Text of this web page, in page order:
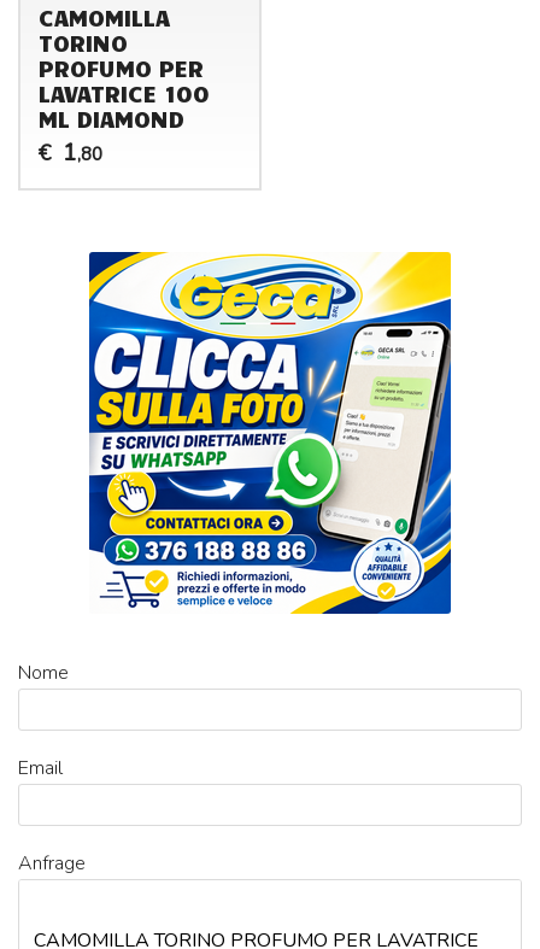
CAMOMILLA
TORINO
PROFUMO PER
LAVATRICE 100
ML DIAMOND
€ 1,80
Nome
Email
Anfrage